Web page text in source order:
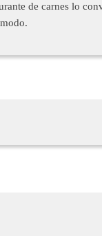
de carnes lo